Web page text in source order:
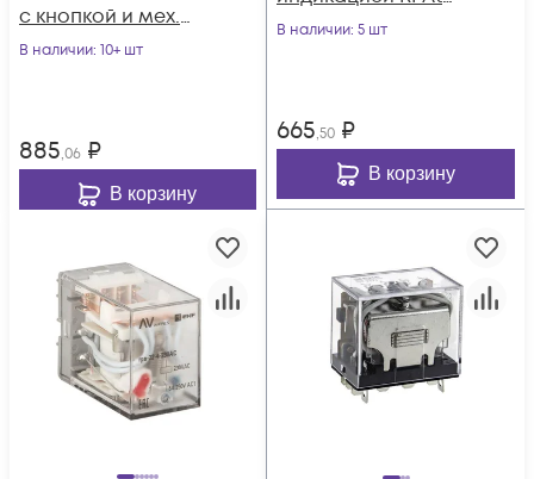
с кнопкой и мех.
индикацией AVERES
В наличии: 10+ шт
885,06 ₽
В корзину
22/2 8А 230В AC EKF
В наличии: 5 шт
665,50 ₽
В корзину